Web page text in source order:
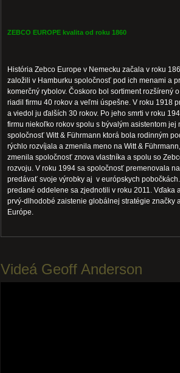
ZEBCO EUROPE kvalita od roku 1860
História Zebco Europe v Nemecku začala v roku
založili v Hamburku spoločnosť pod ich menami a
komerčný rybolov. Čoskoro bol sortiment rozšírený
riadil firmu 40 rokov a veľmi úspešne. V roku 1918
a viedol ju ďalších 30 rokov. Po jeho smrti v roku
firmu niekoľko rokov spolu s bývalým asistentom
spoločnosť Witt & Führmann ktorá bola rodinným
rýchlo rozvíjala a zmenila meno na Witt &
zmenila spoločnosť znova vlastníka a spolu so
rozvoju. V roku 1994 sa spoločnosť premenovala
predávať svoje výrobky aj v európskych
predané oddelene sa zjednotili v roku 2011. Vďaka
prvý-dlhodobé zaistenie globálnej stratégie značky
Európe.
Videá Geoff Anderson